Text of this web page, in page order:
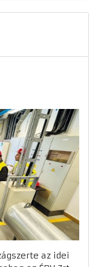
az idei